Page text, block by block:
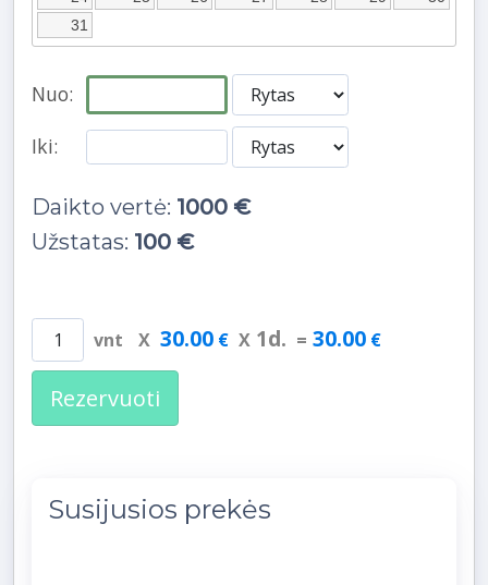
31
Nuo:
Iki:
Daikto vertė: 1000 €
Užstatas: 100 €
vnt X 30.00 € X 1d. = 30.00 €
Rezervuoti
Susijusios prekės